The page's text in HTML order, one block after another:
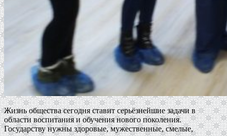
Жизнь общества сегодня ставит серьёзнейшие задачи в
области воспитания и обучения нового поколения.
Государству нужны здоровые, мужественные, смелые,